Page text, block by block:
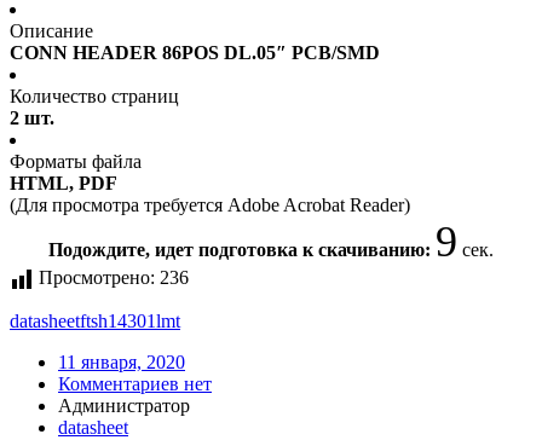
Описание
CONN HEADER 86POS DL.05″ PCB/SMD
Количество страниц
2 шт.
Форматы файла
HTML, PDF
(Для просмотра требуется Adobe Acrobat Reader)
Подождите, идет подготовка к скачиванию: 9 сек.
Просмотрено: 236
datasheetftsh14301lmt
11 января, 2020
Комментариев нет
Администратор
datasheet